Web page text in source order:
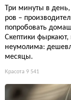
Три минуты в
ров –
попробовать
Скептики фыркают,
неумолима:
месяцы.
Красота 9 541